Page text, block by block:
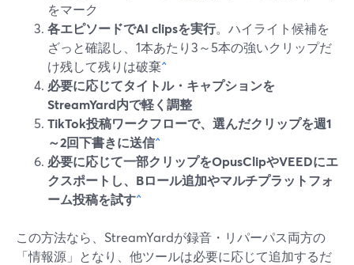
をマーク
各エピソードでAI clipsを実行。ハイライト候補を
ざっと確認し、1本あたり3～5本の強いクリップだ
け残して残りは破棄^
必要に応じてタイトル・キャプションを
StreamYard内で軽く調整
TikTok投稿ワークフローで、選んだクリップを週1
～2回下書きに送信^
必要に応じて一部クリップをOpusClipやVEEDにエ
クスポートし、Bロール追加やマルチプラットフォ
ーム投稿を試す^
この方法なら、StreamYardが録音・リパーパス両方の
「情報源」となり、他ツールは必要に応じて追加するだ